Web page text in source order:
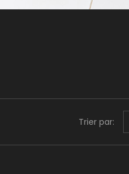
Trier par: